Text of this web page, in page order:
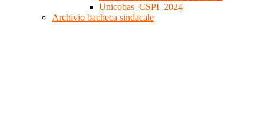
Unicobas_CSPI_2024
Archivio bacheca sindacale